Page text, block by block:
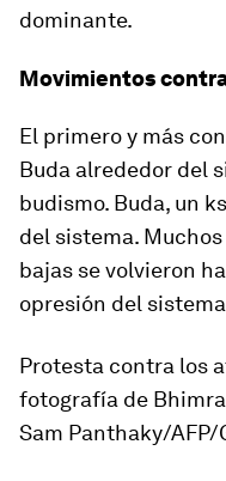
dominante.
Movimientos
El primero y más
Buda alrededor del
budismo. Buda, un
del sistema.
bajas se volvieron
opresión del
Protesta contra los
fotografía de
Sam Panthaky/AFP/